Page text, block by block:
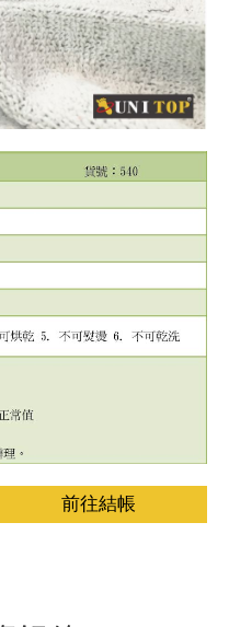
前往結帳